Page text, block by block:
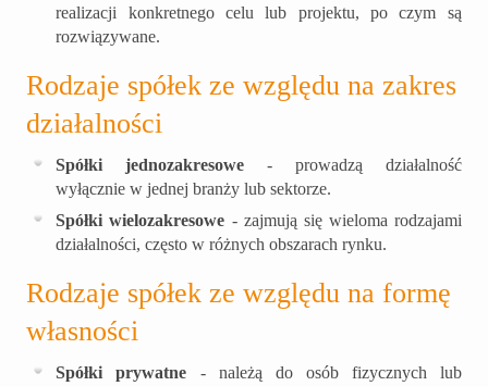
realizacji konkretnego celu lub projektu, po czym są
rozwiązywane.
Rodzaje spółek ze względu na zakres
działalności
Spółki jednozakresowe - prowadzą działalność
wyłącznie w jednej branży lub sektorze.
Spółki wielozakresowe - zajmują się wieloma rodzajami
działalności, często w różnych obszarach rynku.
Rodzaje spółek ze względu na formę
własności
Spółki prywatne - należą do osób fizycznych lub